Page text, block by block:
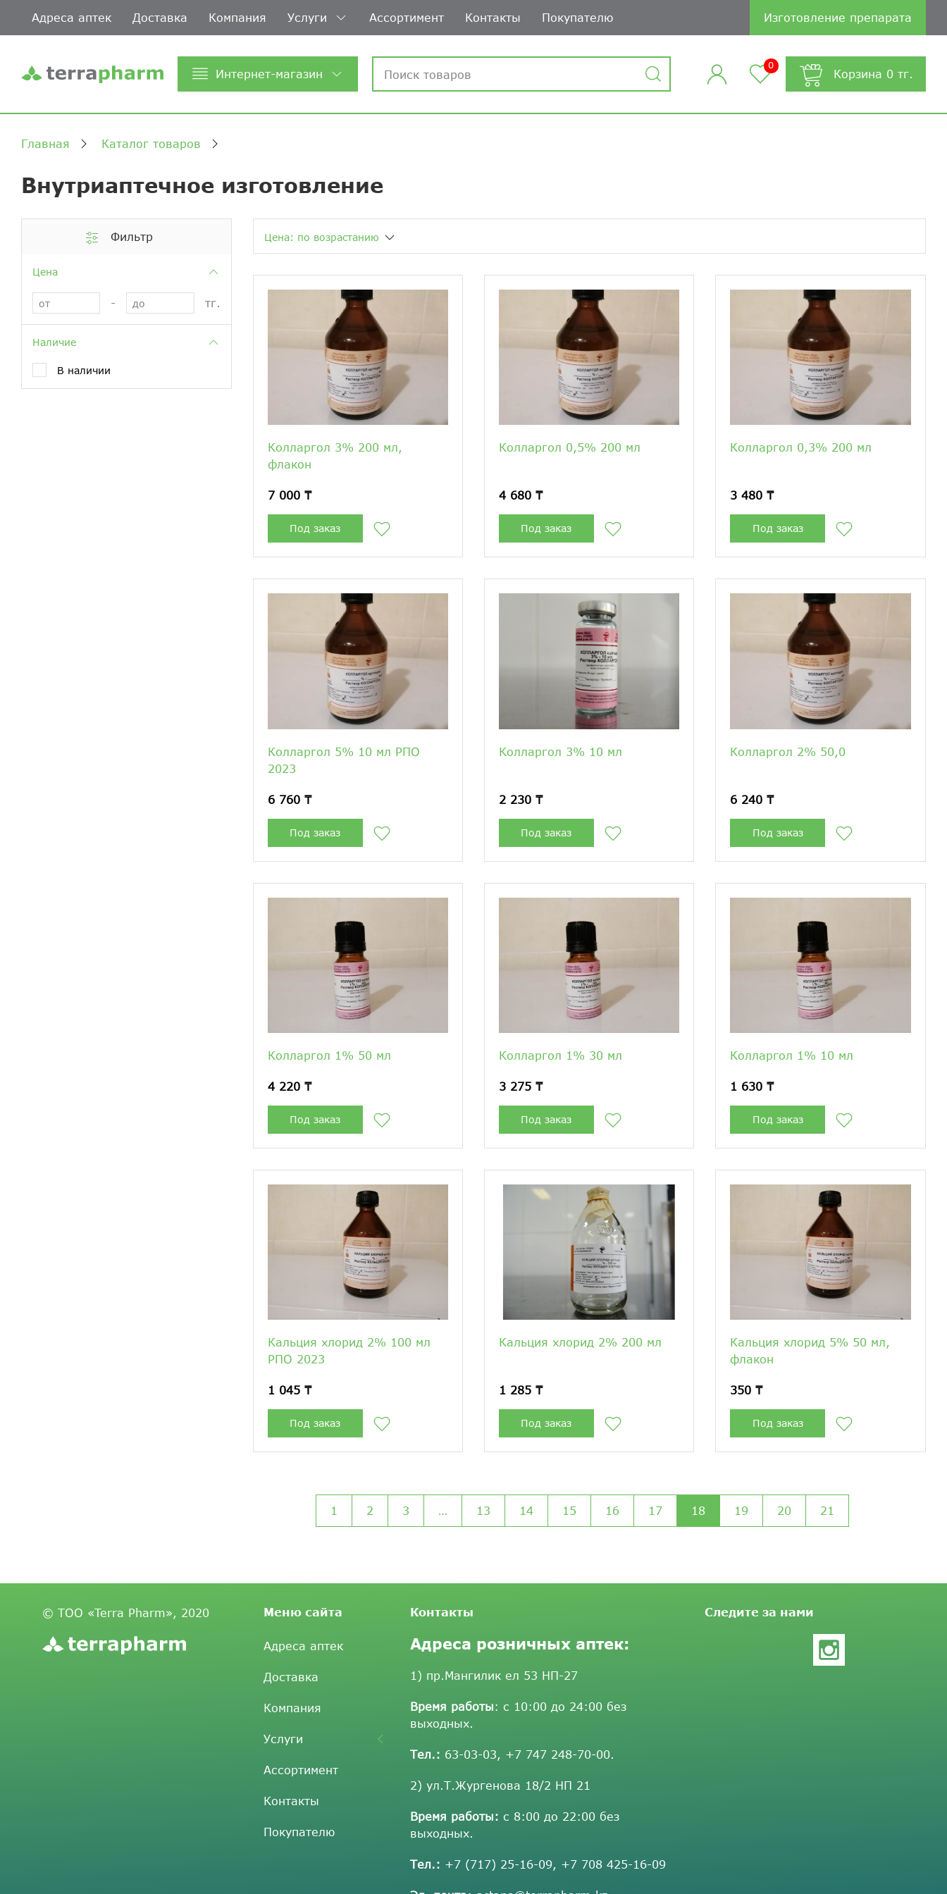
Адреса аптек Доставка Компания Услуги Ассортимент Контакты Покупателю Изготовление препарата
Интернет-магазин
0
Корзина 0 тг.
Главная Каталог товаров
Внутриаптечное изготовление
Фильтр
Цена
- тг.
Наличие
В наличии
Цена: по возрастанию
Колларгол 3% 200 мл,
флакон
7 000 ₸
Под заказ
Колларгол 0,5% 200 мл
4 680 ₸
Под заказ
Колларгол 0,3% 200 мл
3 480 ₸
Под заказ
Колларгол 5% 10 мл РПО
2023
6 760 ₸
Под заказ
Колларгол 3% 10 мл
2 230 ₸
Под заказ
Колларгол 2% 50,0
6 240 ₸
Под заказ
Колларгол 1% 50 мл
4 220 ₸
Под заказ
Колларгол 1% 30 мл
3 275 ₸
Под заказ
Колларгол 1% 10 мл
1 630 ₸
Под заказ
Кальция хлорид 2% 100 мл
РПО 2023
1 045 ₸
Под заказ
Кальция хлорид 2% 200 мл
1 285 ₸
Под заказ
Кальция хлорид 5% 50 мл,
флакон
350 ₸
Под заказ
1 2 3 … 13 14 15 16 17 18 19 20 21
© ТОО «Terra Pharm», 2020 Меню сайта
Адреса аптек
Доставка
Компания
Услуги
Ассортимент
Контакты
Покупателю
Контакты
Адреса розничных аптек:
1) пр.Мангилик ел 53 НП-27
Время работы: с 10:00 до 24:00 без
выходных.
Тел.: 63-03-03, +7 747 248-70-00.
2) ул.Т.Жургенова 18/2 НП 21
Время работы: с 8:00 до 22:00 без
выходных.
Тел.: +7 (717) 25-16-09, +7 708 425-16-09
Следите за нами